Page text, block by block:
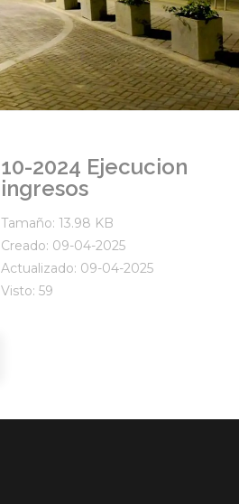
10-2024 Ejecucion
ingresos
Tamaño: 13.98 KB
Creado: 09-04-2025
Actualizado: 09-04-2025
Visto: 59